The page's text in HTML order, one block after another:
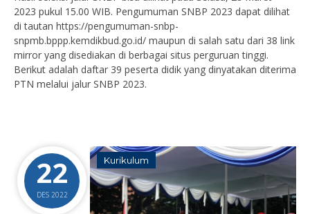
2023 pukul 15.00 WIB. Pengumuman SNBP 2023 dapat dilihat
di tautan https://pengumuman-snbp-
snpmb.bppp.kemdikbud.go.id/ maupun di salah satu dari 38 link
mirror yang disediakan di berbagai situs perguruan tinggi.
Berikut adalah daftar 39 peserta didik yang dinyatakan diterima
PTN melalui jalur SNBP 2023.
22
DES 2022
Kurikulum